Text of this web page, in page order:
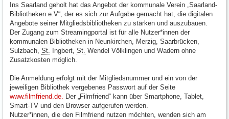
Ins Saarland geholt hat das Angebot der kommunale Verein „Saarland-
Bibliotheken e.V“, der es sich zur Aufgabe gemacht hat, die digitalen
Angebote seiner Mitgliedsbibliotheken zu stärken und auszubauen.
Der Zugang zum Streamingportal ist für alle Nutzer*innen der
kommunalen Bibliotheken in Neunkirchen, Merzig, Saarbrücken,
Sulzbach, St. Ingbert, St. Wendel Völklingen und Wadern ohne
Zusatzkosten möglich.
Die Anmeldung erfolgt mit der Mitgliedsnummer und ein von der
jeweiligen Bibliothek vergebenes Passwort auf der Seite
www.filmfriend.de. Der „Filmfriend“ kann über Smartphone, Tablet,
Smart-TV und den Browser aufgerufen werden.
Nutzer*innen, die den Filmfriend nutzen möchten, wenden sich am